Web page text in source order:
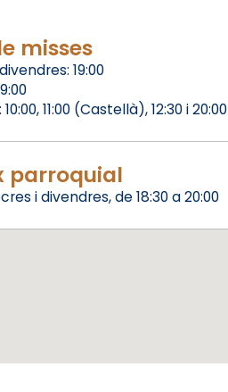
misses
19:00
11:00 (Castellà), 12:30 i 20:00
parroquial
i divendres, de 18:30 a 20:00